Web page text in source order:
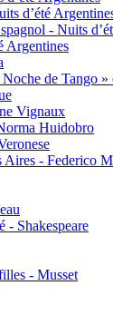
d’été
- Nuits
Argentines
de Tango
Vignaux
Huidobro
Aires - Federico
- Shakespeare
- Musset